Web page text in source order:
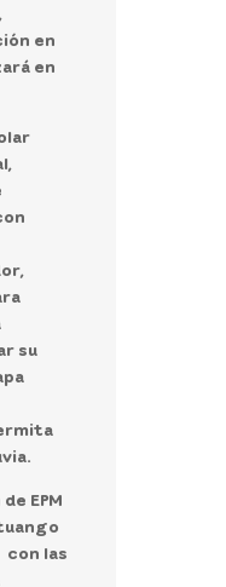
en
en
su
EPM
con las